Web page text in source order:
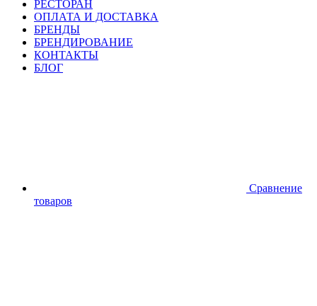
РЕСТОРАН
ОПЛАТА И ДОСТАВКА
БРЕНДЫ
БРЕНДИРОВАНИЕ
КОНТАКТЫ
БЛОГ
Сравнение
товаров